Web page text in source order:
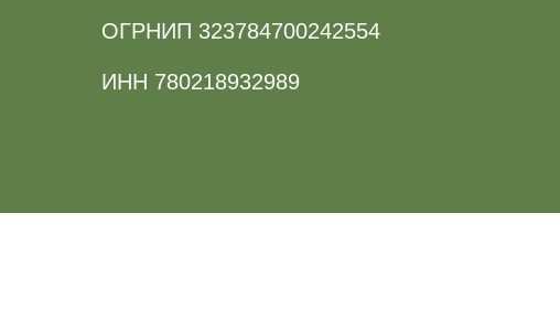
ОГРНИП 323784700242554
ИНН 780218932989